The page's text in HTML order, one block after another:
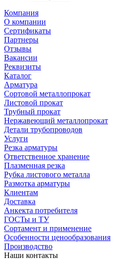
Компания
О компании
Сертификаты
Партнеры
Отзывы
Вакансии
Реквизиты
Каталог
Арматура
Сортовой металлопрокат
Листовой прокат
Трубный прокат
Нержавеющий металлопрокат
Детали трубопроводов
Услуги
Резка арматуры
Ответственное хранение
Плазменная резка
Рубка листового металла
Размотка арматуры
Клиентам
Доставка
Анкекта потребителя
ГОСТы и ТУ
Сортамент и применение
Особенности ценообразования
Производство
Наши контакты